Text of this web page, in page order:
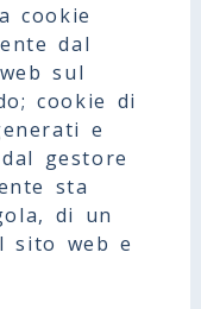
cookie
dal
sul
cookie di
e
gestore
sta
di un
sito web e